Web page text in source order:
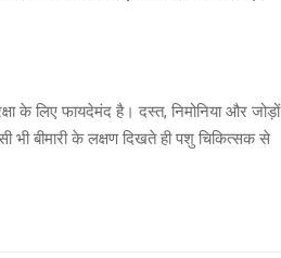
के लिए फायदेमंद है। दस्त, निमोनिया और जोड़ों
बीमारी के लक्षण दिखते ही पशु चिकित्सक से